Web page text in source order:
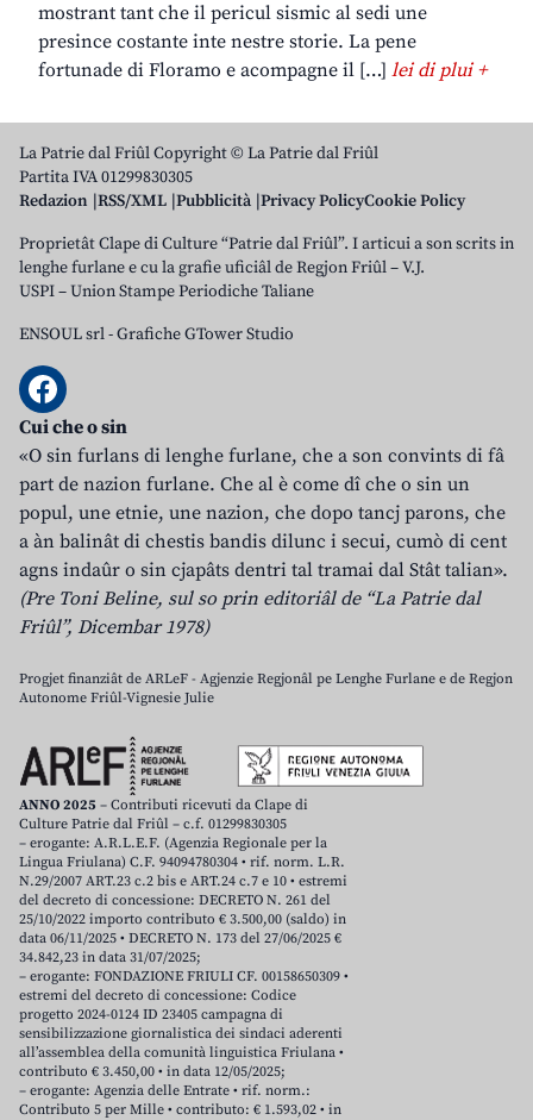
mostrant tant che il pericul sismic al sedi une
presince costante inte nestre storie. La pene
fortunade di Floramo e acompagne il […] lei di plui +
La Patrie dal Friûl Copyright © La Patrie dal Friûl
Partita IVA 01299830305
Redazion RSS/XML Pubblicità Privacy PolicyCookie Policy
Proprietât Clape di Culture “Patrie dal Friûl”. I articui a son scrits in
lenghe furlane e cu la grafie uficiâl de Regjon Friûl – V.J.
USPI – Union Stampe Periodiche Taliane
ENSOUL srl-Grafiche GTower Studio
Cui che o sin
«O sin furlans di lenghe furlane, che a son convints di fâ
part de nazion furlane. Che al è come dî che o sin un
popul, une etnie, une nazion, che dopo tancj parons, che
a àn balinât di chestis bandis dilunc i secui, cumò di cent
agns indaûr o sin cjapâts dentri tal tramai dal Stât talian».
(Pre Toni Beline, sul so prin editoriâl de “La Patrie dal
Friûl”, Dicembar 1978)
Progjet finanziât de ARLeF - Agjenzie Regjonâl pe Lenghe Furlane e de Regjon
Autonome Friûl-Vignesie Julie
ANNO 2025 – Contributi ricevuti da Clape di
Culture Patrie dal Friûl – c.f. 01299830305
– erogante: A.R.L.E.F. (Agenzia Regionale per la
Lingua Friulana) C.F. 94094780304 • rif. norm. L.R.
N.29/2007 ART.23 c.2 bis e ART.24 c.7 e 10 • estremi
del decreto di concessione: DECRETO N. 261 del
25/10/2022 importo contributo € 3.500,00 (saldo) in
data 06/11/2025 • DECRETO N. 173 del 27/06/2025 €
34.842,23 in data 31/07/2025;
– erogante: FONDAZIONE FRIULI CF. 00158650309 •
estremi del decreto di concessione: Codice
progetto 2024-0124 ID 23405 campagna di
sensibilizzazione giornalistica dei sindaci aderenti
all’assemblea della comunità linguistica Friulana •
contributo € 3.450,00 • in data 12/05/2025;
– erogante: Agenzia delle Entrate • rif. norm.:
Contributo 5 per Mille • contributo: € 1.593,02 • in